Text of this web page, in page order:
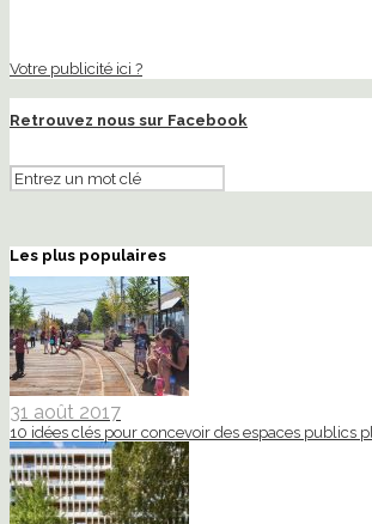
Votre publicité ici ?
Retrouvez nous sur Facebook
Les plus populaires
31 août 2017
10 idées clés pour concevoir des espaces publics